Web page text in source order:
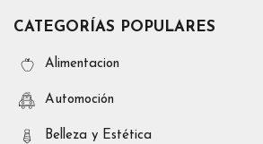
CATEGORÍAS POPULARES
Alimentacion
Automoción
Belleza y Estética